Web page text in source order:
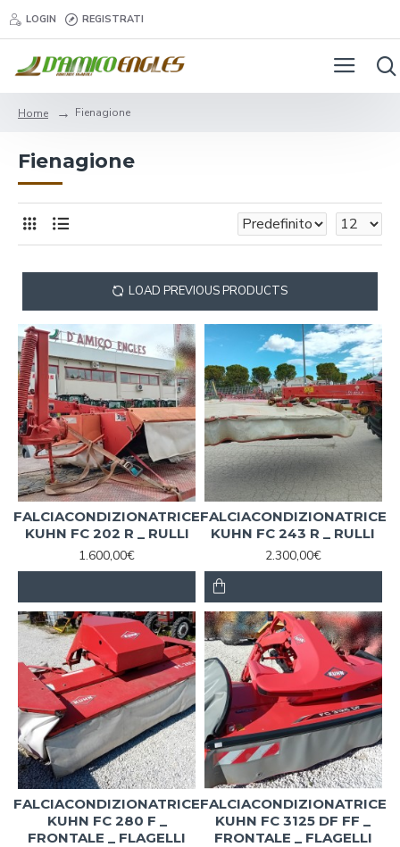
LOGIN REGISTRATI
Home Fienagione
Fienagione
LOAD PREVIOUS PRODUCTS
FALCIACONDIZIONATRICE
KUHN FC 202 R _ RULLI
1.600,00€
FALCIACONDIZIONATRICE
KUHN FC 243 R _ RULLI
2.300,00€
FALCIACONDIZIONATRICE
KUHN FC 280 F _
FRONTALE _ FLAGELLI
FALCIACONDIZIONATRICE
KUHN FC 3125 DF FF _
FRONTALE _ FLAGELLI